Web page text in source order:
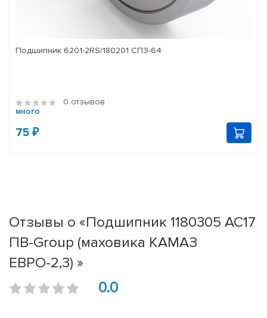
Подшипник 6201-2RS/180201 СПЗ-64
0 отзывов
много
75 ₽
Отзывы о «Подшипник 1180305 АС17
ПВ-Group (маховика КАМАЗ
ЕВРО-2,3) »
0.0